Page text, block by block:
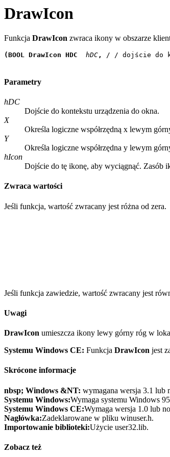
DrawIcon
Funkcja DrawIcon zwraca ikony w obszarze
(BOOL DrawIcon HDC hDC, / / dojście do
Parametry
hDC
Dojście do kontekstu urządzenia do okna.
X
Określa logiczne współrzędną x lewym
Y
Określa logiczne współrzędna y lewym
hIcon
Dojście do tę ikonę, aby wyciągnąć. Zasób
Zwraca wartości
Jeśli funkcja, wartość zwracany jest różna od zera.
Jeśli funkcja zawiedzie, wartość zwracany jest
Uwagi
DrawIcon umieszcza ikony lewy górny róg w
Systemu Windows CE: Funkcja DrawIcon jest
Skrócone informacje
nbsp; Windows &NT: wymagana wersja 3.1 lub
Systemu Windows:Wymaga systemu Windows
Systemu Windows CE:Wymaga wersja 1.0 lub
Nagłówka:Zadeklarowane w pliku winuser.h.
Importowanie biblioteki:Użycie user32.lib.
Zobacz też